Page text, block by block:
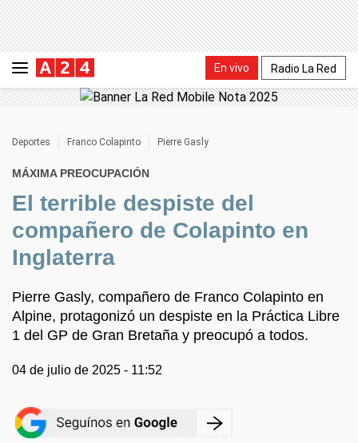
En vivo Radio La Red
Deportes Franco Colapinto Pierre Gasly
MÁXIMA PREOCUPACIÓN
El terrible despiste del
compañero de Colapinto en
Inglaterra
Pierre Gasly, compañero de Franco Colapinto en
Alpine, protagonizó un despiste en la Práctica Libre
1 del GP de Gran Bretaña y preocupó a todos.
04 de julio de 2025 - 11:52